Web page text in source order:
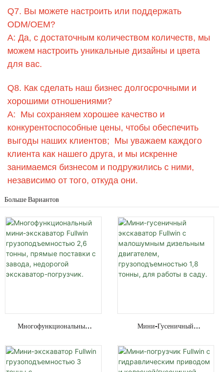
Q7. Вы можете настроить или поддержать
ODM/OEM?
A: Да, с достаточным количеством количеств, мы
можем настроить уникальные дизайны и цвета
для вас.
Q8. Как сделать наш бизнес долгосрочными и
хорошими отношениями?
A: Мы сохраняем хорошее качество и
конкурентоспособные цены, чтобы обеспечить
выгоды наших клиентов; Мы уважаем каждого
клиента как нашего друга, и мы искренне
занимаемся бизнесом и подружились с ними,
независимо от того, откуда они.
Больше Вариантов
Многофункциональный
Грузоподъемностью 2,6
Тонны, Прямые Поставки С
Завода, Недорогой
Мини-Гусеничный
Малошумным Дизельным
Двигателем,
Грузоподъемностью 1,8